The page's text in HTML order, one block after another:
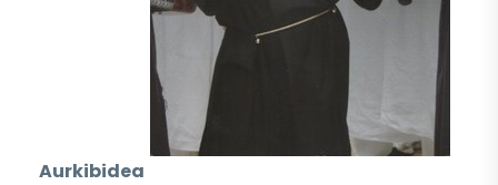
Aurkibidea